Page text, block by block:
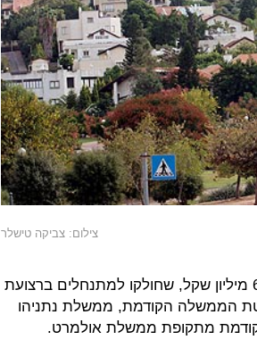
צילום: צביקה טישלר
כמחצית מהסכום הכולל של ההלוואות - 630 מיליון שקל, שחולקו למתנחלים ברצועת
הממשלה הקודמת, ממשלת נתניהו